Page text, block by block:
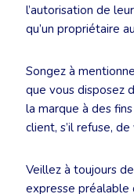
l’autorisation de
qu’un propriétaire
Songez à
que vous disposez
la marque à des
client, s’il refuse,
Veillez à toujours
expresse préalable